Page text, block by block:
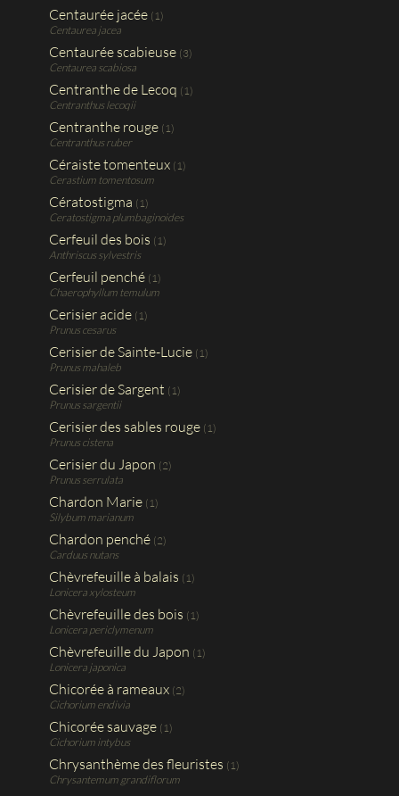
Centaurée jacée (1)
Centaurea jacea
Centaurée scabieuse (3)
Centaurea scabiosa
Centranthe de Lecoq (1)
Centranthus lecoqii
Centranthe rouge (1)
Centranthus ruber
Céraiste tomenteux (1)
Cerastium tomentosum
Cératostigma (1)
Ceratostigma plumbaginoides
Cerfeuil des bois (1)
Anthriscus sylvestris
Cerfeuil penché (1)
Chaerophyllum temulum
Cerisier acide (1)
Prunus cesarus
Cerisier de Sainte-Lucie (1)
Prunus mahaleb
Cerisier de Sargent (1)
Prunus sargentii
Cerisier des sables rouge (1)
Prunus cistena
Cerisier du Japon (2)
Prunus serrulata
Chardon Marie (1)
Silybum marianum
Chardon penché (2)
Carduus nutans
Chèvrefeuille à balais (1)
Lonicera xylosteum
Chèvrefeuille des bois (1)
Lonicera periclymenum
Chèvrefeuille du Japon (1)
Lonicera japonica
Chicorée à rameaux (2)
Cichorium endivia
Chicorée sauvage (1)
Cichorium intybus
Chrysanthème des fleuristes (1)
Chrysantemum grandiflorum